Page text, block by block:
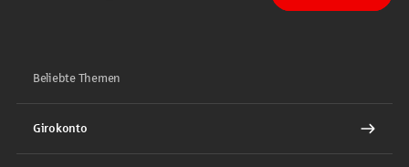
Beliebte Themen
Girokonto